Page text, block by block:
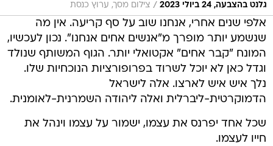
גלנט בהצבעה, 24 ביולי 2023
/ צילום מסך, ערוץ כנסת
אלפי שנים אחרי, אנחנו שוב על סף קריעה. אין מה
שנשמע יותר מופרך מ"אנשים אחים אנחנו". נכון לעכשיו,
המונח "קבר אחים" אקטואלי יותר. הגוף המשותף שנולד
וגדל כאן לא יוכל לשרוד בפרופורציות הנוכחיות שלו.
נלך איש איש לארצו. אלה לישראל
הדמוקרטית-ליברלית ואלה ליהודה השמרנית-לאומנית.
שכל אחד יפרנס את עצמו, ישמור על עצמו וינהל את
חייו לעצמו.